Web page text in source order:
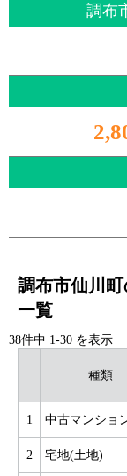
調布
調布市仙川
一覧
38件中 1-30 を表示
種類
1 中古マンショ
2 宅地(土地)